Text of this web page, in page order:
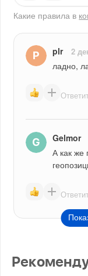
Какие правила в
plr 2
ладно,
Gelmor
А как же